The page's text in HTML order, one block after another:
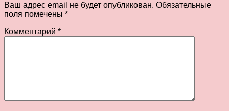
Ваш адрес email не будет опубликован. Обязательные
поля помечены *
Комментарий *